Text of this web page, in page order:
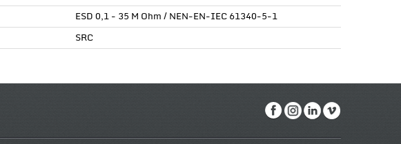
ESD 0,1 - 35 M Ohm / NEN-EN-IEC 61340-5-1
SRC